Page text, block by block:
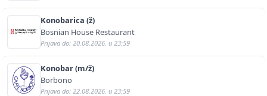
Konobarica (ž)
Bosnian House Restaurant
Prijava do: 20.08.2026. u 23:59
Konobar (m/ž)
Borbono
Prijava do: 22.08.2026. u 23:59